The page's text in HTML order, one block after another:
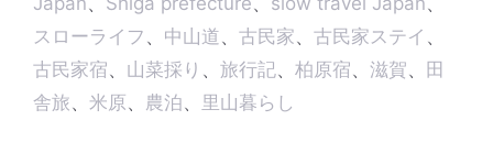
スローライフ 、 中山道、 古民家、 古民家ステイ 、
古民家宿、 山菜採り 、 旅行記、 柏原宿、 滋賀、
田
舎旅、 米原、 農泊、 里山暮らし